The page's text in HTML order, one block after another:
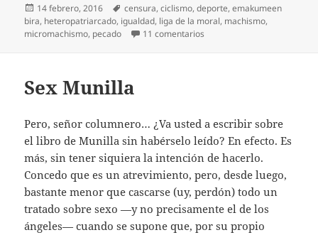
Publicado
el
14 febrero, 2016 Etiquetas
censura,ciclismo,deporte,emakumeen
bira, heteropatriarcado, igualdad, liga de la moral, machismo,
micromachismo, pecado 11 comentarios
Sex Munilla
Pero, señor columnero… ¿Va usted a escribir sobre
el libro de Munilla sin habérselo leído? En efecto. Es
más, sin tener siquiera la intención de hacerlo.
Concedo que es un atrevimiento, pero, desde luego,
bastante menor que cascarse (uy, perdón) todo un
tratado sobre sexo —y no precisamente el de los
ángeles— cuando se supone que, por su propio